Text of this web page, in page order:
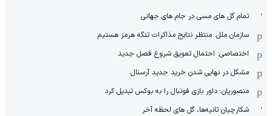
تمام گل های مسی در جام های جهانی
سازمان ملل: منتظر نتایج مذاکرات تنگه هرمز هستیم
اختصاصی: احتمال تعویق شروع فصل جدید
مشکل در نهایی شدن خرید جدید آرسنال
منصوریان: داور بازی فوتبال را به بوکس تبدیل کرد
شکارچیان ثانیه‌ها، گل های لحظه آخر